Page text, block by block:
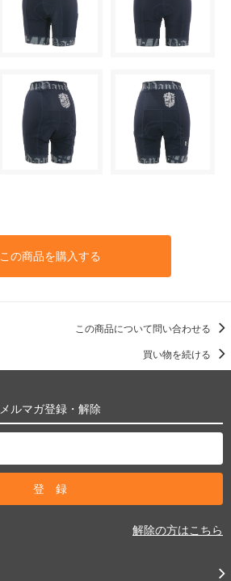
この商品を購入する
この商品について問い合わせる
買い物を続ける
メルマガ登録・解除
解除の方はこちら